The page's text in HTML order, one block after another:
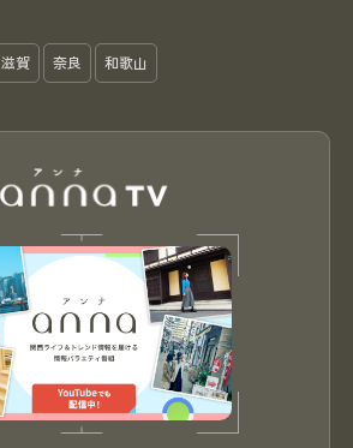
滋賀 奈良 和歌山